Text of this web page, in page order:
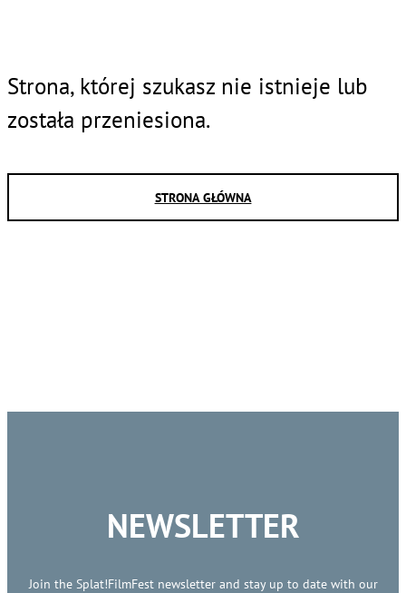
Strona, której szukasz nie istnieje lub
została przeniesiona.
STRONA GŁÓWNA
NEWSLETTER
Join the Splat!FilmFest newsletter and stay up to date with our